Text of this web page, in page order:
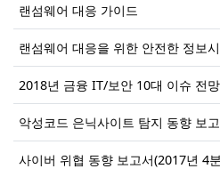
랜섬웨어 대응 가이드
2018년 금융 IT/보안 10대 이슈 전
사이버 위협 동향 보고서(2017년 4